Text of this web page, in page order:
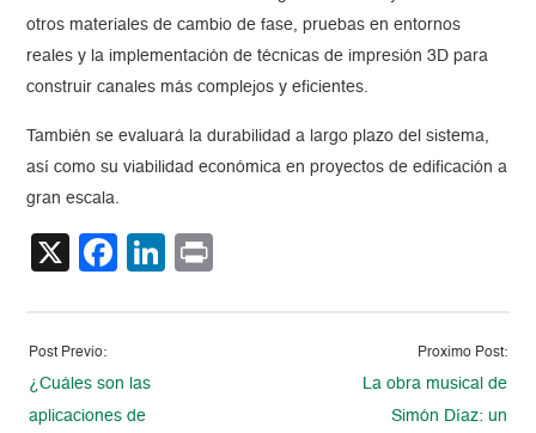
otros materiales de cambio de fase, pruebas en entornos
reales y la implementación de técnicas de impresión 3D para
construir canales más complejos y eficientes.
También se evaluará la durabilidad a largo plazo del sistema,
así como su viabilidad económica en proyectos de edificación a
gran escala.
X Facebook
LinkedIn
Post Previo:
¿Cuáles son las
aplicaciones de
Proximo Post:
La obra musical de
Simón Díaz: un